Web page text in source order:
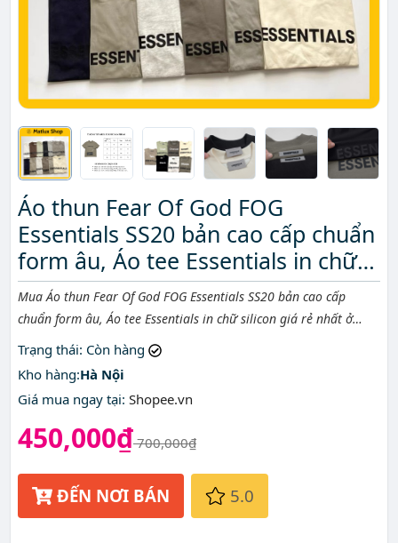
Áo thun Fear Of God FOG
Essentials SS20 bản cao cấp chuẩn
form âu, Áo tee Essentials in chữ
silicon
Mô tả ngắn
Mua Áo thun Fear Of God FOG Essentials SS20 bản cao cấp
chuẩn form âu, Áo tee Essentials in chữ silicon giá rẻ nhất ở
Trạng thái: Còn hàng
Kho hàng:Hà Nội
Giá mua ngay tại: Shopee.vn
450,000₫700,000₫
ĐẾN NƠI BÁN 5.0